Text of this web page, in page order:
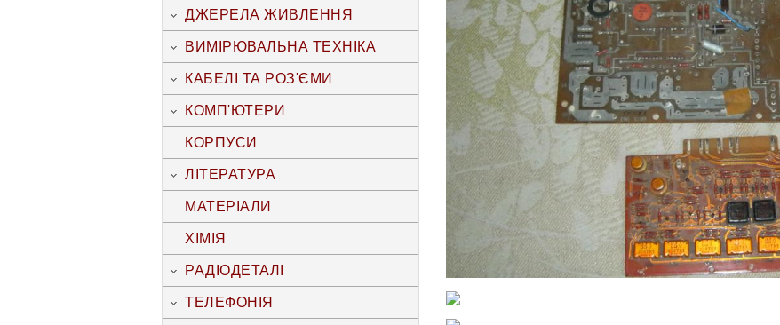
ДЖЕРЕЛА ЖИВЛЕННЯ
ВИМІРЮВАЛЬНА ТЕХНІКА
КАБЕЛІ ТА РОЗ'ЄМИ
КОМП'ЮТЕРИ
КОРПУСИ
ЛІТЕРАТУРА
МАТЕРІАЛИ
ХІМІЯ
РАДІОДЕТАЛІ
ТЕЛЕФОНІЯ